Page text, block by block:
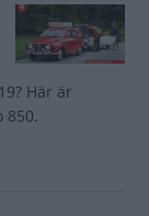
Här är
850.